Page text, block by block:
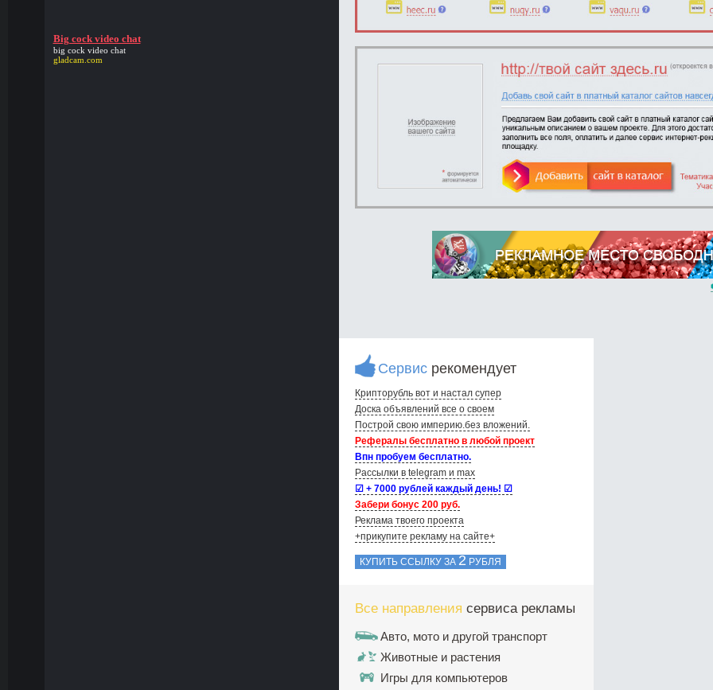
Big cock video chat
big cock video chat
gladcam.com
Сервис рекомендует
Крипторубль вот и настал супер
Доска объявлений вce о своем
Построй свою империю.без вложений.
Рефералы бесплатно в любой проект
Впн пробуем бесплатно.
Рассылки в telegram и max
☑ + 7000 рублей каждый день! ☑
Забери бонус 200 руб.
Реклама твоего проекта
+прикупите рекламу на сайте+
КУПИТЬ ССЫЛКУ ЗА 2 РУБЛЯ
Все направления сервиса рекламы
Авто, мото и другой транспорт
Животные и растения
Игры для компьютеров